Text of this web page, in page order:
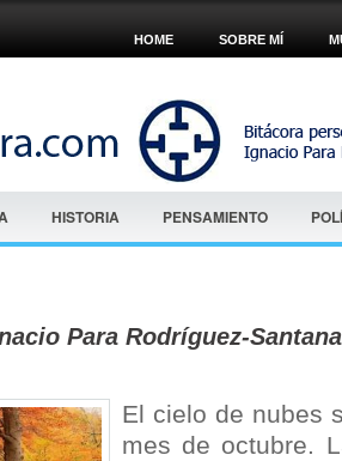
HOME SOBRE MÍ
HISTORIA PENSAMIENTO
Para Rodríguez-Santana
El cielo de nubes
mes de octubre.